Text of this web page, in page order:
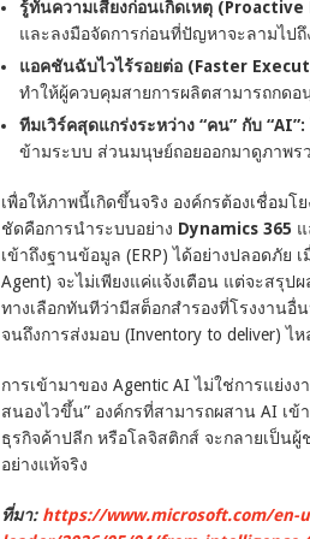
รู้ทันความเสี่ยงก่อนเกิดเหตุ
และลงมือจัดการก่อนที่ปัญหาจะลามไปถึ
แอคชันฉับไวไร้รอยต่อ (Faster
ทำให้ผู้ควบคุมสายการผลิตสามารถกด
ทีมเวิร์คสุดแกร่งระหว่าง “คน” กับ “AI”:
ข้ามระบบ ส่วนมนุษย์ถอยออกมาดูภาพ
เพื่อให้ภาพนี้เกิดขึ้นจริง องค์กรต้องเชื่อม
ชัดคือการนำระบบอย่าง Dynamics 365
เข้าถึงฐานข้อมูล (ERP) ได้อย่างปลอดภัย
Agent) จะไม่เพียงแค่แจ้งเตือน แต่จะสรุ
ทางเลือกทันทีว่ามีสต็อกสำรองที่โรงงานอื่
จนถึงการส่งมอบ (Inventory to deliver) ไ
การเข้ามาของ Agentic AI ไม่ใช่การแย่
สนองไวขึ้น” องค์กรที่สามารถผสาน AI เข้
ธุรกิจค้าปลีก หรือโลจิสติกส์ จะกลายเป็น
อย่างแท้จริง
ที่มา: https://www.microsoft.com/en-